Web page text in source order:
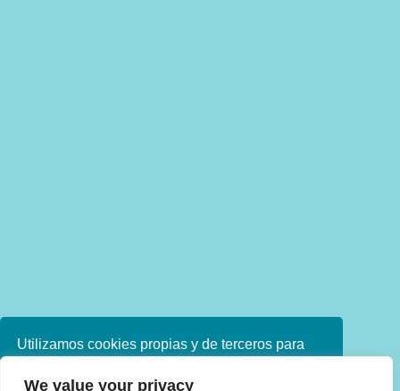
Utilizamos cookies propias y de terceros para
navegando, consideramos que acepta su uso.
We value your privacy